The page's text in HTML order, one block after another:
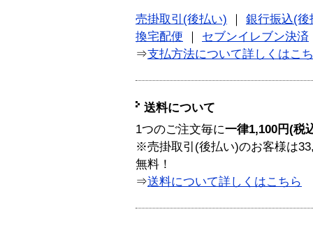
売掛取引(後払い)
銀行振込(後
換宅配便
セブンイレブン決済
⇒支払方法について詳しくはこ
送料について
1つのご注文毎に一律1,100円(税
※売掛取引(後払い)のお客様は
無料！
⇒送料について詳しくはこちら